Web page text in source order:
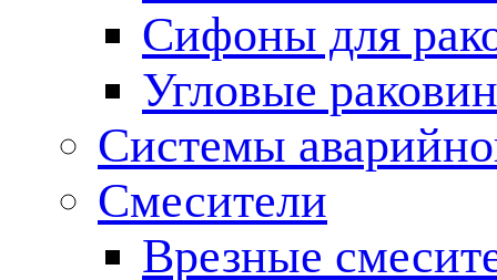
Сифоны для
Угловые
Системы
Смесители
Врезные